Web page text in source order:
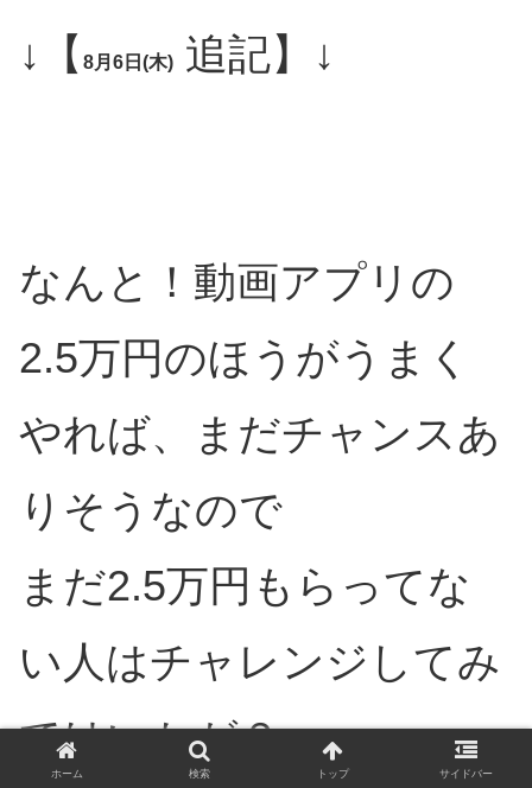
↓【 8月6日(木) 追記】↓
なんと！動画アプリの
2.5万円のほうがうまく
やれば、まだチャンスあ
りそうなので
まだ2.5万円もらってな
い人はチャレンジしてみ
てはいかが？
ホーム 検索 トップ サイドバー